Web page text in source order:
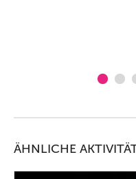
ÄHNLICHE